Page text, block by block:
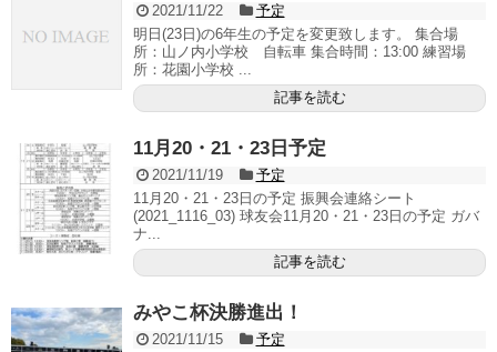
2021/11/22
予定
明日(23日)の6年生の予定を変更致します。 集合場
所：山ノ内小学校 自転車 集合時間：13:00 練習場
所：花園小学校 ...
記事を読む
11月20・21・23日予定
2021/11/19
予定
11月20・21・23日の予定 振興会連絡シート
(2021_1116_03) 球友会11月20・21・23日の予定 ガバ
ナ...
記事を読む
みやこ杯決勝進出！
2021/11/15
予定